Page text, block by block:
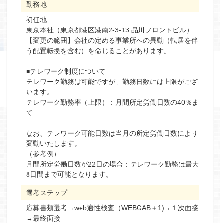
勤務地
初任地
東京本社（東京都港区港南2-3-13 品川フロントビル）
【変更の範囲】会社の定める事業所への異動（転居を伴
う配置転換を含む）を命じることがあります。
■テレワーク制度について
テレワーク勤務は可能ですが、勤務日数には上限がござ
います。
テレワーク勤務率（上限）：月間所定労働日数の40％ま
で
なお、テレワーク可能日数は当月の所定労働日数により
変動いたします。
（参考例）
月間所定労働日数が22日の場合：テレワーク勤務は最大
8日間まで可能となります。
選考ステップ
応募書類選考→web適性検査（WEBGAB＋1)→１次面接
→最終面接